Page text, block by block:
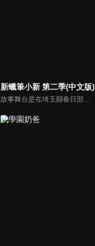
新蠟筆小新 第二季(中文版)
故事舞台是在埼玉縣春日部市，一位正在「雙葉幼稚園」學習的五歲的小孩──野原新之助，在日常生活中發生的有趣好玩事。